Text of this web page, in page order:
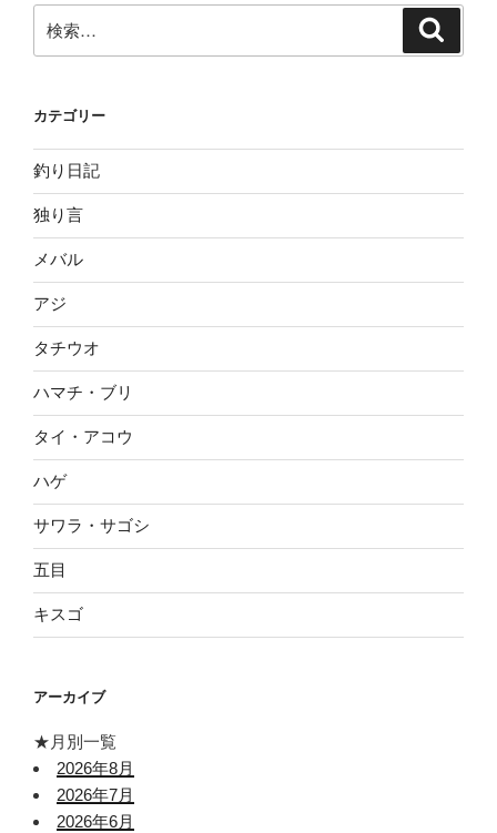
索:
カテゴリー
釣り日記
独り言
メバル
アジ
タチウオ
ハマチ・ブリ
タイ・アコウ
ハゲ
サワラ・サゴシ
五目
キスゴ
アーカイブ
★月別一覧
2026年8月
2026年7月
2026年6月